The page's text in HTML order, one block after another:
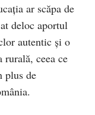
ar scăpa de
deloc aportul
autentic și o
ceea ce
plus de